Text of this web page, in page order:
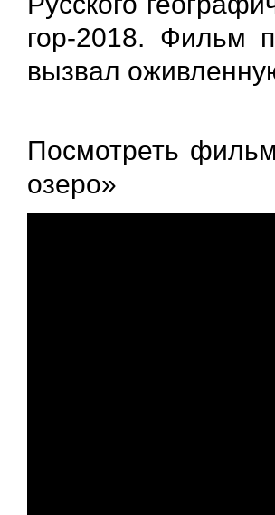
гор-2018. Фильм
вызвал
Посмотреть
озеро»